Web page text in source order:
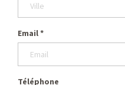
Email*
Téléphone